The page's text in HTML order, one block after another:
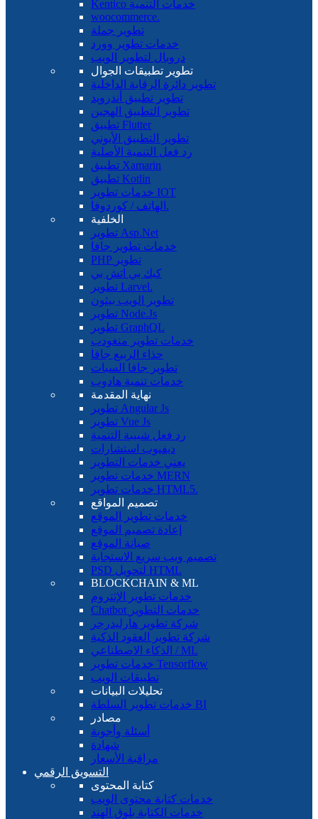
Kentico خدمات التنمية
woocommerce.
تطوير جملة
خدمات تطوير وورد
دروبال لتطوير الويب
تطوير تطبيقات الجوال
تطوير دائرة الرقابة الداخلية
تطوير تطبيق أندرويد
تطوير التطبيق الهجين
تطبيق Flutter
تطوير التطبيق الأيوني
رد فعل التنمية الأصلية
تطبيق Xamarin
تطبيق Kotlin
خدمات تطوير IOT
الهاتف / كوردوفا.
الخلفية
تطوير Asp.Net
خدمات تطوير جافا
PHP تطوير
كيك بي اتش بي
تطوير Larvel.
تطوير الويب بيثون
تطوير Node.Js
تطوير GraphQL
خدمات تطوير منغودب
حذاء الربيع جافا
تطوير جافا السبات
خدمات تنمية هادوب
نهاية المقدمة
تطوير Angular Js
تطوير Vue Js
رد فعل شبيبة التنمية
ديفيوب استشارات
يعني خدمات التطوير
خدمات تطوير MERN
خدمات تطوير HTML5.
تصميم المواقع
خدمات تطوير الموقع
إعادة تصميم الموقع
صيانة الموقع
تصميم ويب سريع الاستجابة
PSD لتحويل HTML
BLOCKCHAIN ​​& ML
خدمات تطوير الإثتروم
Chatbot خدمات التطوير
شركة تطوير هارليدرجر
شركة تطوير العقود الذكية
الذكاء الاصطناعي / ML
خدمات تطوير Tensorflow
تطبيقات الويب
تحليلات البيانات
خدمات تطوير السلطة BI
مصادر
أسئلة وأجوبة
شهادة
مراقبة الأسعار
التسويق الرقمي
كتابة المحتوى
خدمات كتابة محتوى الويب
خدمات الكتابة بلوق الهند